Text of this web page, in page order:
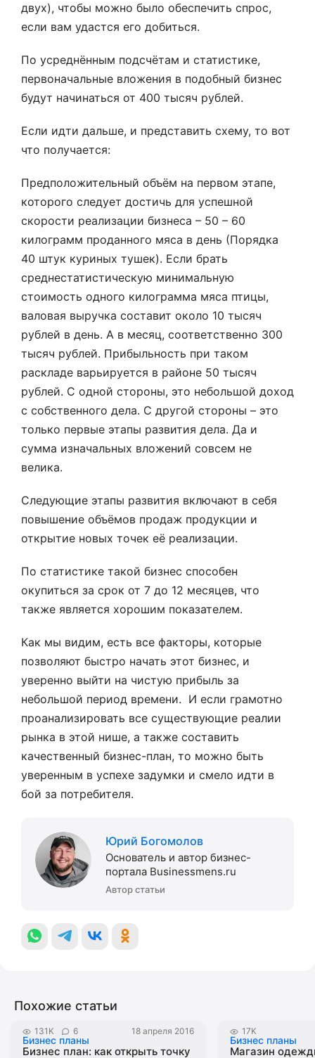
двух), чтобы можно было обеспечить спрос,
если вам удастся его добиться.
По усреднённым подсчётам и статистике,
первоначальные вложения в подобный бизнес
будут начинаться от 400 тысяч рублей.
Если идти дальше, и представить схему, то вот
что получается:
Предположительный объём на первом этапе,
которого следует достичь для успешной
скорости реализации бизнеса – 50 – 60
килограмм проданного мяса в день (Порядка
40 штук куриных тушек). Если брать
среднестатистическую минимальную
стоимость одного килограмма мяса птицы,
валовая выручка составит около 10 тысяч
рублей в день. А в месяц, соответственно 300
тысяч рублей. Прибыльность при таком
раскладе варьируется в районе 50 тысяч
рублей. С одной стороны, это небольшой доход
с собственного дела. С другой стороны – это
только первые этапы развития дела. Да и
сумма изначальных вложений совсем не
велика.
Следующие этапы развития включают в себя
повышение объёмов продаж продукции и
открытие новых точек её реализации.
По статистике такой бизнес способен
окупиться за срок от 7 до 12 месяцев, что
также является хорошим показателем.
Как мы видим, есть все факторы, которые
позволяют быстро начать этот бизнес, и
уверенно выйти на чистую прибыль за
небольшой период времени. И если грамотно
проанализировать все существующие реалии
рынка в этой нише, а также составить
качественный бизнес-план, то можно быть
уверенным в успехе задумки и смело идти в
бой за потребителя.
Юрий Богомолов
Основатель и автор бизнес-
портала Businessmens.ru
Автор статьи
Похожие статьи
131K 6 18 апреля 2016
Бизнес планы
Бизнес план: как открыть точку
17K
Бизнес планы
Магазин